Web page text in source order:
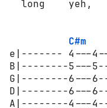
long    yeh,
C#m
e|------- 4---
B|--------5---
G|--------6---
D|--------6---
A|--------4---